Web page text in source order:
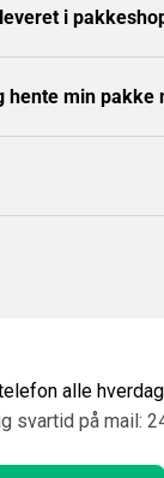
i
min pakke
alle
svartid på mail: